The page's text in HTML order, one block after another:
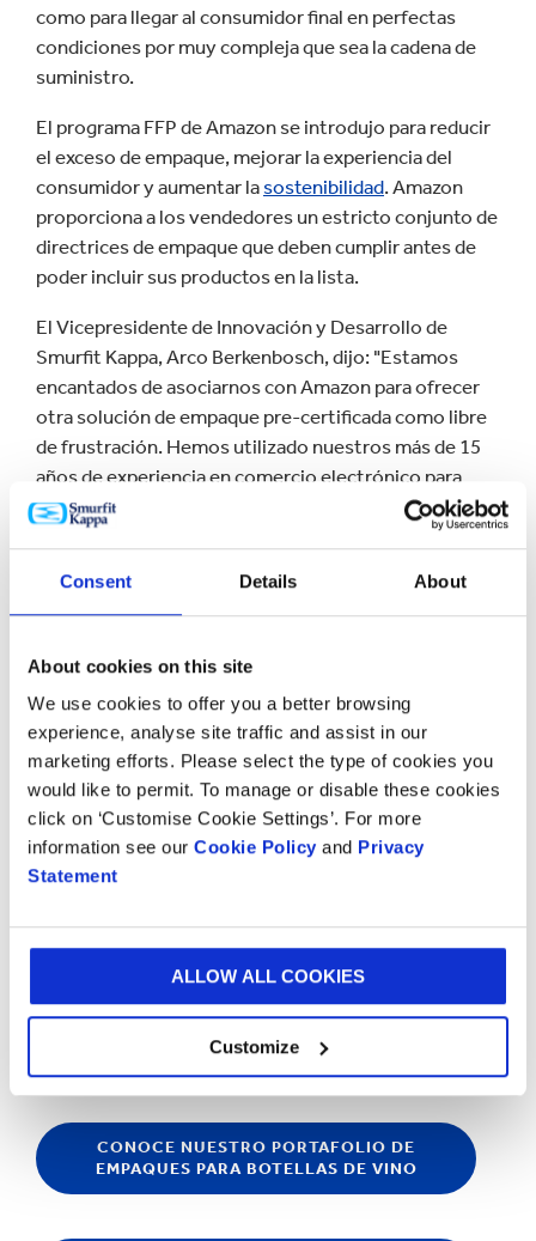
Consent Details About
About cookies on this site
We use cookies to offer you a better browsing
experience, analyse site traffic and assist in our
marketing efforts. Please select the type of cookies you
would like to permit. To manage or disable these cookies
click on ‘Customise Cookie Settings’. For more
information see our Cookie Policy and Privacy
Statement
ALLOW ALL COOKIES
Customize
como para llegar al consumidor final en perfectas
condiciones por muy compleja que sea la cadena de
suministro.
El programa FFP de Amazon se introdujo para reducir
el exceso de empaque, mejorar la experiencia del
consumidor y aumentar lasostenibilidad. Amazon
proporciona a los vendedores un estricto conjunto de
directrices de empaque que deben cumplir antes de
poder incluir sus productos en la lista.
El Vicepresidente de Innovación y Desarrollo de
Smurfit Kappa, Arco Berkenbosch, dijo: "Estamos
encantados de asociarnos con Amazon para ofrecer
otra solución de empaque pre-certificada como libre
de frustración. Hemos utilizado nuestros más de 15
años de experiencia en comercio electrónico para
diseñar esta solución para el sector del vino directo al
permitirá a las compañías que venden vino a través
al consumidor final con mayor rapidez, y la velocidad
clave en el mundo actual."
CONOCE NUESTRO PORTAFOLIO DE
EMPAQUES PARA BOTELLAS DE VINO